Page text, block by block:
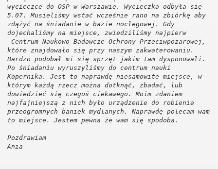
wycieczce do OSP w Warszawie. Wycieczka odbyła się
5.07. Musieliśmy wstać wcześnie rano na zbiórkę aby
zdążyć na śniadanie w bazie noclegowej. Gdy
dojechaliśmy na miejsce, zwiedziliśmy najpierw
Centrum Naukowo-Badawcze Ochrony Przeciwpożarowej,
które znajdowało się przy naszym zakwaterowaniu.
Bardzo podobał mi się sprzęt jakim tam dysponowali.
Po śniadaniu wyruszyliśmy do centrum nauki
Kopernika. Jest to naprawdę niesamowite miejsce, w
którym każdą rzecz można dotknąć, zbadać, lub
dowiedzieć się czegoś ciekawego. Moim zdaniem
najfajniejszą z nich było urządzenie do robienia
przeogromnych baniek mydlanych. Naprawdę polecam wam
to miejsce. Jestem pewna że wam się spodoba.
Pozdrawiam
Ania